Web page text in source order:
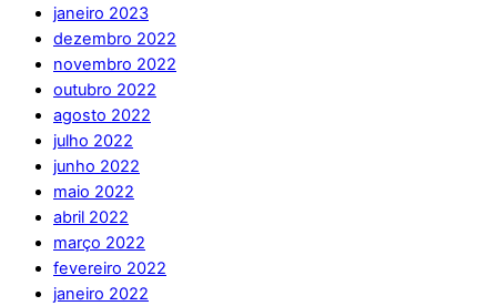
janeiro 2023
dezembro 2022
novembro 2022
outubro 2022
agosto 2022
julho 2022
junho 2022
maio 2022
abril 2022
março 2022
fevereiro 2022
janeiro 2022